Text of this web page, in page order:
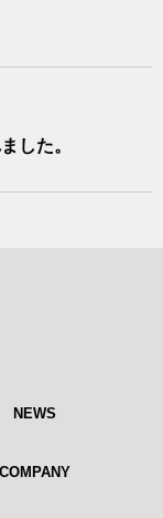
した。
NEWS
COMPANY